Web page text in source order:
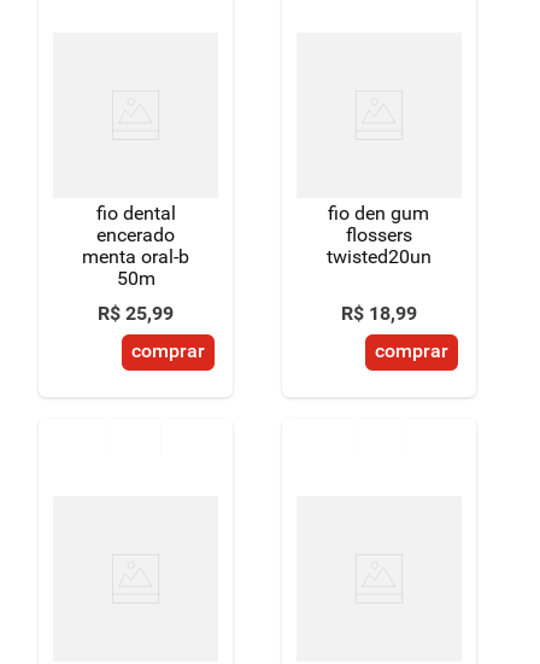
fio dental
encerado
menta oral-b
50m
R$ 25,99
comprar
fio den gum
flossers
twisted20un
R$ 18,99
comprar